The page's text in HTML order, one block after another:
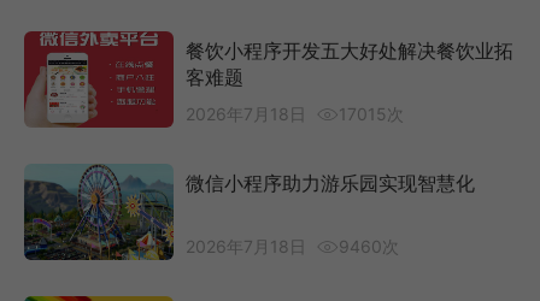
餐饮小程序开发五大好处解决餐饮业拓
客难题
2026年7月18日 17015次
微信小程序助力游乐园实现智慧化
2026年7月18日 9460次